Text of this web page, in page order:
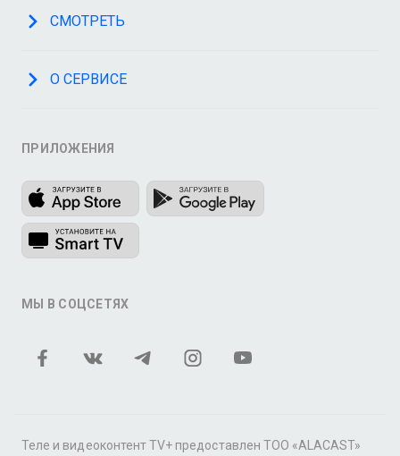
СМОТРЕТЬ
О СЕРВИСЕ
ПРИЛОЖЕНИЯ
МЫ В СОЦСЕТЯХ
Теле и видеоконтент TV+ предоставлен ТОО «ALACAST»